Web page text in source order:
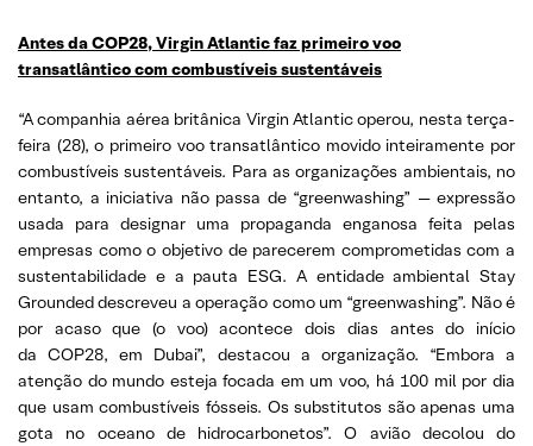
Antes da COP28, Virgin Atlantic faz primeiro voo
transatlântico com combustíveis sustentáveis
“A companhia aérea britânica Virgin Atlantic operou, nesta terça-
feira (28), o primeiro voo transatlântico movido inteiramente por
combustíveis sustentáveis. Para as organizações ambientais, no
entanto, a iniciativa não passa de “greenwashing” — expressão
usada para designar uma propaganda enganosa feita pelas
empresas como o objetivo de parecerem comprometidas com a
sustentabilidade e a pauta ESG. A entidade ambiental Stay
Grounded descreveu a operação como um “greenwashing”. Não é
por acaso que (o voo) acontece dois dias antes do início
da COP28, em Dubai”, destacou a organização. “Embora a
atenção do mundo esteja focada em um voo, há 100 mil por dia
que usam combustíveis fósseis. Os substitutos são apenas uma
gota no oceano de hidrocarbonetos”. O avião decolou do